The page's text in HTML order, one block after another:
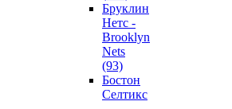
Бруклин
Нетс -
Brooklyn
Nets
(93)
Бостон
Селтикс